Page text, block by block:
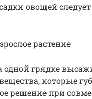
овощей
растение
одной грядке
которые
решение при